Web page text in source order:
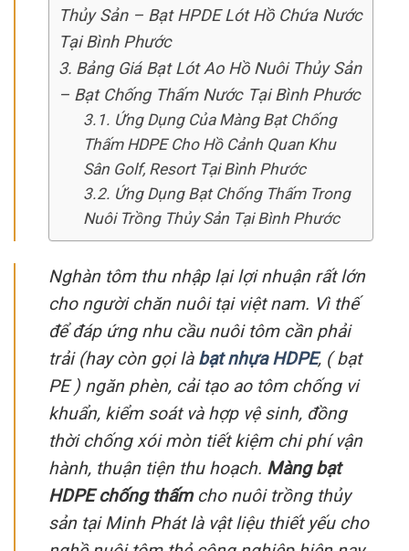
Thủy Sản – Bạt HPDE Lót Hồ Chứa Nước
Tại Bình Phước
Bảng Giá Bạt Lót Ao Hồ Nuôi Thủy Sản
– Bạt Chống Thấm Nước Tại Bình Phước
Ứng Dụng Của Màng Bạt Chống
Thấm HDPE Cho Hồ Cảnh Quan Khu
Sân Golf, Resort Tại Bình Phước
Ứng Dụng Bạt Chống Thấm Trong
Nuôi Trồng Thủy Sản Tại Bình Phước
Nghàn tôm thu nhập lại lợi nhuận rất lớn
cho người chăn nuôi tại việt nam. Vì thế
để đáp ứng nhu cầu nuôi tôm cần phải
trải (hay còn gọi là bạt nhựa HDPE, ( bạt
PE ) ngăn phèn, cải tạo ao tôm chống vi
khuẩn, kiểm soát và hợp vệ sinh, đồng
thời chống xói mòn tiết kiệm chi phí vận
hành, thuận tiện thu hoạch. Màng bạt
HDPE chống thấmcho nuôi trồng thủy
sản tại Minh Phát là vật liệu thiết yếu cho